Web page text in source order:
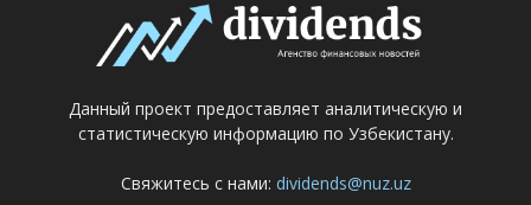
Данный проект предоставляет аналитическую и
статистическую информацию по Узбекистану.
Свяжитесь с нами: dividends@nuz.uz